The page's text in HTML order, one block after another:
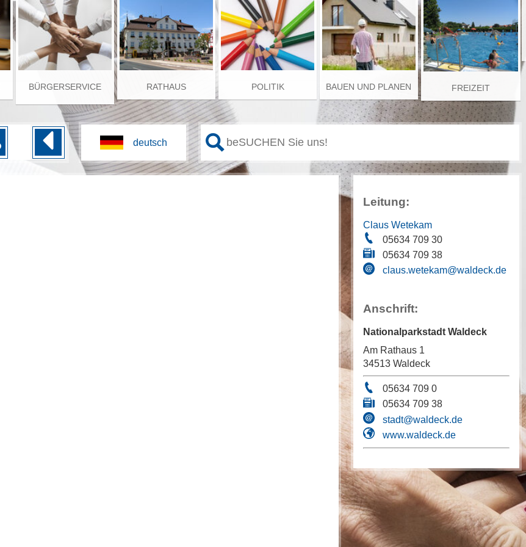
BÜRGERSERVICE RATHAUS POLITIK BAUEN UND PLANEN FREIZEIT
Leitung:
Claus Wetekam
05634 709 30
05634 709 38
claus.wetekam@waldeck.de
Anschrift:
Nationalparkstadt Waldeck
Am Rathaus 1
34513 Waldeck
05634 709 0
05634 709 38
stadt@waldeck.de
www.waldeck.de